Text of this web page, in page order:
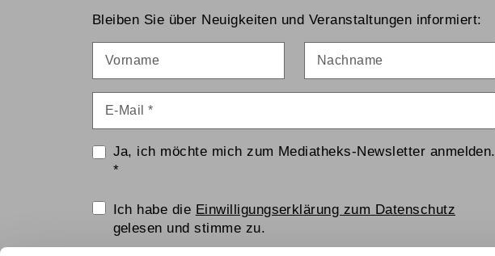
Bleiben Sie über Neuigkeiten und Veranstaltungen informiert:
Ja, ich möchte mich zum Mediatheks-Newsletter anmelden.
*
Einwilligungserklärung
Ich habe die Einwilligungserklärung zum Datenschutz
gelesen und stimme zu.